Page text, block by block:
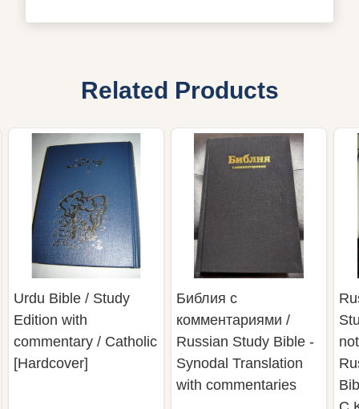
Related Products
Urdu Bible / Study
Edition with
commentary / Catholic
[Hardcover]
Библия с
комментариями /
Russian Study Bible -
Synodal Translation
with commentaries